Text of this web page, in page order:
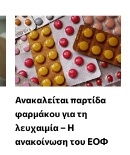
Ανακαλείται παρτίδα
φαρμάκου για τη
λευχαιμία – Η
ανακοίνωση του ΕΟΦ